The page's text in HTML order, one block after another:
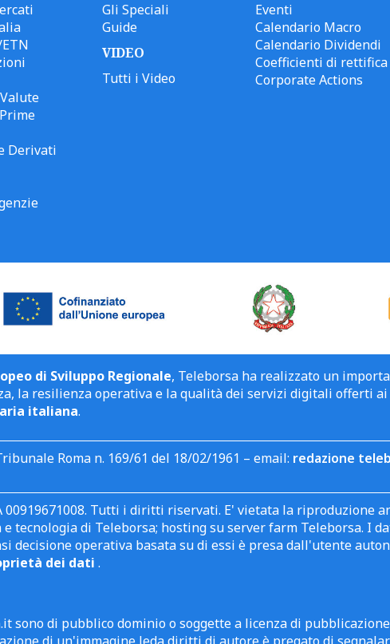
Derivati
Gli Speciali
Guide
VIDEO
Tutti i Video
Eventi
Calendario Macro
Calendario Dividendi
Coefficienti di rettifica
Corporate Actions
di Sviluppo Regionale, Teleborsa ha realizzato un
la resilienza operativa e la qualità dei servizi digitali offerti
italiana.
Roma n. 169/61 del 18/02/1961 – email: redazione
00919671008. Tutti i diritti riservati. E' vietata la riproduzione
tecnologia di Teleborsa; hosting su server farm Teleborsa. I
decisione operativa basata su di essi è presa dall'utente
dei dati .
sono di pubblico dominio o soggette a licenza di